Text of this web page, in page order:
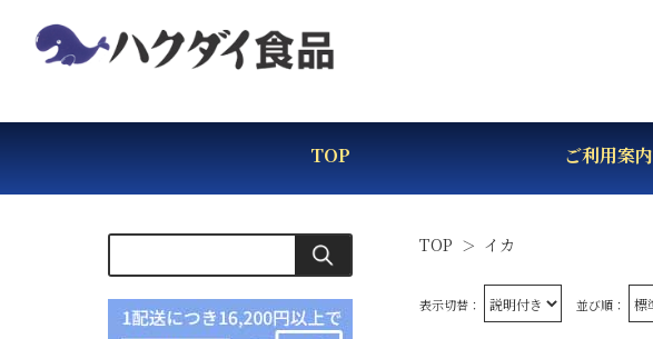
TOP ご利用案内
TOP イカ
表示切替： 並び順：